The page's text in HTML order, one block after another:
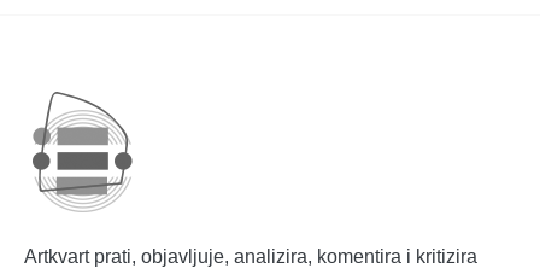
Artkvart prati, objavljuje, analizira, komentira i kritizira